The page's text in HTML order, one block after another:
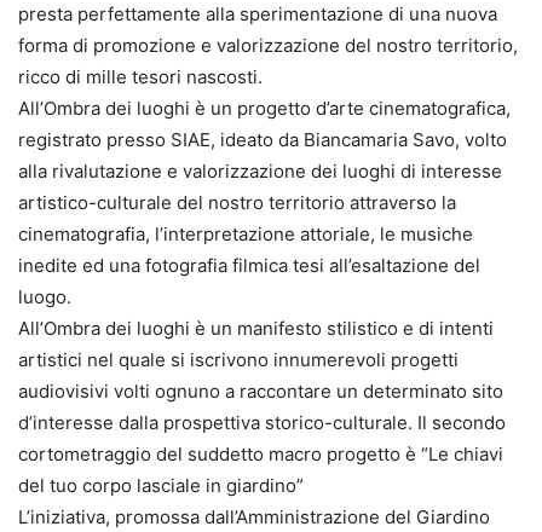
presta perfettamente alla sperimentazione di una nuova
forma di promozione e valorizzazione del nostro territorio,
ricco di mille tesori nascosti.
All’Ombra dei luoghi è un progetto d’arte cinematografica,
registrato presso SIAE, ideato da Biancamaria Savo, volto
alla rivalutazione e valorizzazione dei luoghi di interesse
artistico-culturale del nostro territorio attraverso la
cinematografia, l’interpretazione attoriale, le musiche
inedite ed una fotografia filmica tesi all’esaltazione del
luogo.
All’Ombra dei luoghi è un manifesto stilistico e di intenti
artistici nel quale si iscrivono innumerevoli progetti
audiovisivi volti ognuno a raccontare un determinato sito
d’interesse dalla prospettiva storico-culturale. Il secondo
cortometraggio del suddetto macro progetto è “Le chiavi
del tuo corpo lasciale in giardino”
L’iniziativa, promossa dall’Amministrazione del Giardino